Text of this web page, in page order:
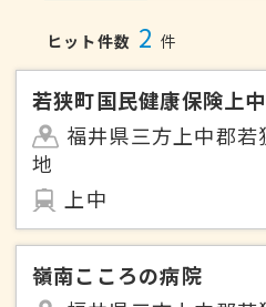
ヒット件数 2 件
若狭町国民健康保険上
福井県三方上中郡
地
上中
嶺南こころの病院